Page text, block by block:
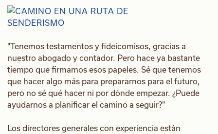
"Tenemos testamentos y fideicomisos, gracias a
nuestro abogado y contador. Pero hace ya bastante
tiempo que firmamos esos papeles. Sé que tenemos
que hacer algo más para prepararnos para el futuro,
pero no sé qué hacer ni por dónde empezar. ¿Puede
ayudarnos a planificar el camino a seguir?"
Los directores generales con experiencia están